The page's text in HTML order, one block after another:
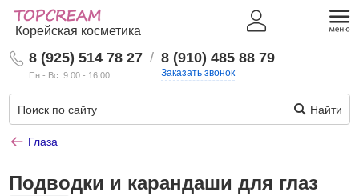
Корейская косметика
8 (925) 514 78 27
Пн - Вс: 9:00 - 16:00
/ 8 (910) 485 88 79
Заказать звонок
Найти
Глаза
Подводки и карандаши для глаз